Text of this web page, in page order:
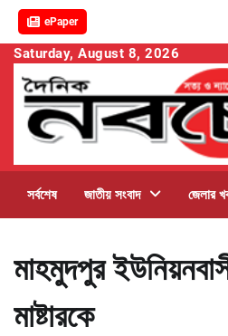
ePaper
Skip
content
Saturday, August 8, 2026
সর্বশেষ জাতীয় সংবাদ জেলার
মাহমুদপুর
মাষ্টারকে